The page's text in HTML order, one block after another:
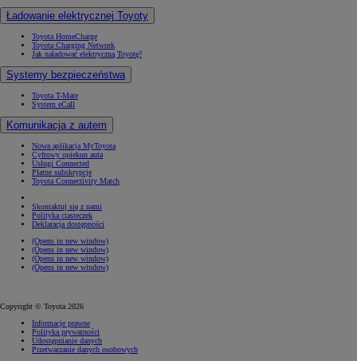
Ładowanie elektrycznej Toyoty
Toyota HomeCharge
Toyota Charging Network
Jak naładować elektryczną Toyotę?
Systemy bezpieczeństwa
Toyota T-Mate
System eCall
Komunikacja z autem
Nowa aplikacja MyToyota
Cyfrowy opiekun auta
Usługi Connected
Płatne subskrypcje
Toyota Connectivity Match
Skontaktuj się z nami
Polityka ciasteczek
Deklaracja dostępności
(Opens in new window)
(Opens in new window)
(Opens in new window)
(Opens in new window)
Copyright © Toyota 2026
Informacje prawne
Polityka prywatności
Udostępnianie danych
Przetwarzanie danych osobowych